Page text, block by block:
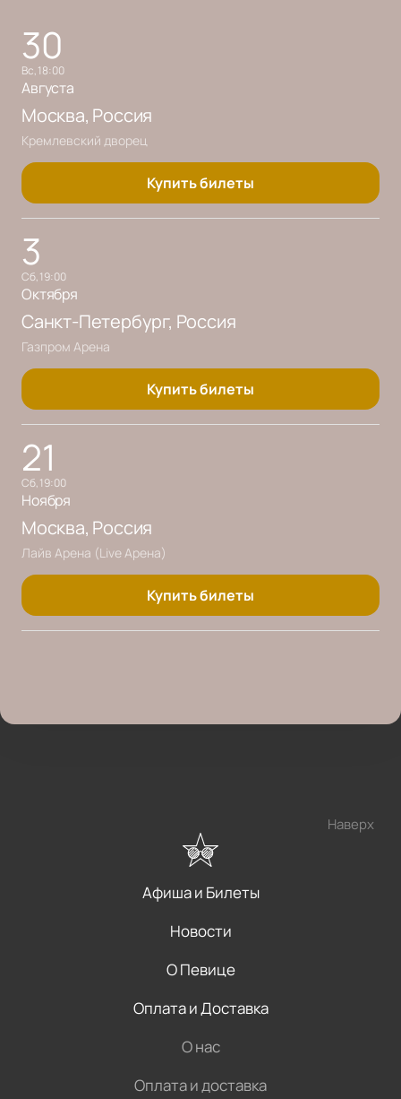
30
вс, 18:00
Августа
Москва, Россия
Кремлевский дворец
Купить билеты
3
сб, 19:00
Октября
Санкт-Петербург, Россия
Газпром Арена
Купить билеты
21
сб, 19:00
Ноября
Москва, Россия
Лайв Арена (Live Арена)
Купить билеты
Наверх
Афиша и Билеты
Новости
О Певице
Оплата и Доставка
О нас
Оплата и доставка